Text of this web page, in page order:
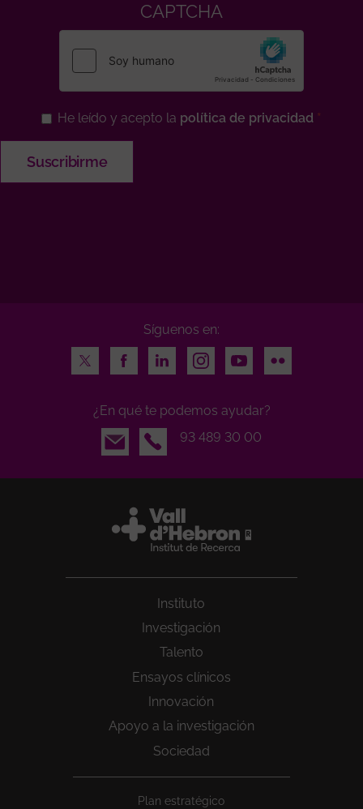
CAPTCHA
He leído y acepto la política de privacidad
Síguenos en:
Twitter
FacebookLinkedInInstagramYoutubeFlickr
¿En qué te podemos ayudar?
Email
93 489 30 00
Instituto
Investigación
Talento
Ensayos clínicos
Innovación
Apoyo a la investigación
Sociedad
Plan estratégico